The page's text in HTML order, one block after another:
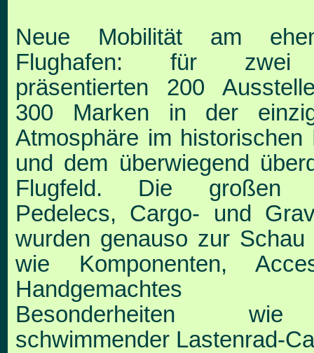
Neue Mobilität am
Flughafen: für zwei
präsentierten 200
300 Marken in der
Atmosphäre im historischen
und dem überwiegend
Flugfeld. Die großen
Pedelecs, Cargo- und
wurden genauso zur Schau
wie Komponenten,
Besonderheiten
schwimmender Lastenrad-Ca